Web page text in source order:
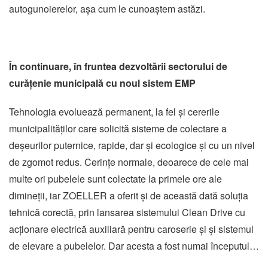
autogunoierelor, așa cum le cunoaștem astăzi.
În continuare, în fruntea dezvoltării sectorului de
curățenie municipală cu noul sistem EMP
Tehnologia evoluează permanent, la fel și cererile
municipalităților care solicită sisteme de colectare a
deșeurilor puternice, rapide, dar și ecologice și cu un nivel
de zgomot redus. Cerințe normale, deoarece de cele mai
multe ori pubelele sunt colectate la primele ore ale
dimineții, iar ZOELLER a oferit și de această dată soluția
tehnică corectă, prin lansarea sistemului Clean Drive cu
acționare electrică auxiliară pentru caroserie și și sistemul
de elevare a pubelelor. Dar acesta a fost numai începutul…